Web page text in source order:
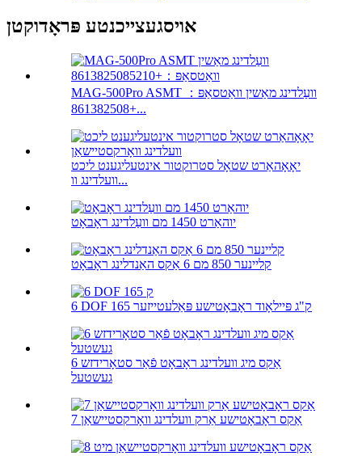
אויסגעצייכנטע פּראָדוקטן
MAG-500Pro ASMT וועַלדינג מאַשין וואַטסאַפּ：
+861382508...
יאָאָהאַרט שטאָל סטרוקטור אינטעליגענט ליכט
וועלדינג וו...
יוהאַרט 1450 מם וועַלדינג ראָבאָט
קליינער 850 מם 6 אַקס האַנדלינג ראָבאָט
6 DOF 165 ק"ג פּיילאָוד ראָבאָטישע פּאַלעטייזער
6 אַקס מיג וועלדינג ראָבאָט פֿאַר סטאָרידזש
געשטעל
7 אַקס ראָבאָטישע אַרק וועלדינג וואָרקסטיישאַן